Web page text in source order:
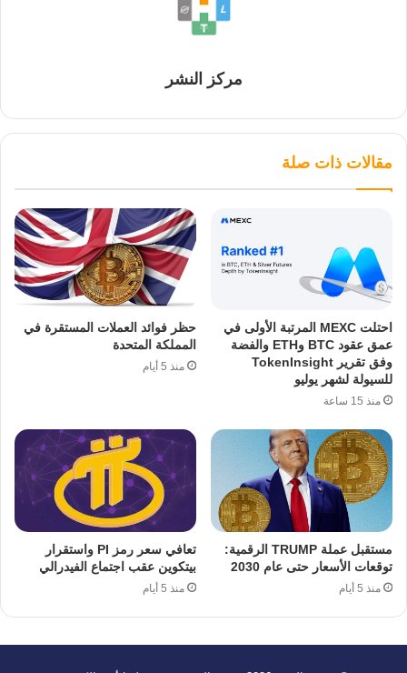
مركز النشر
مقالات ذات صلة
احتلت MEXC المرتبة الأولى في
عمق عقود BTC وETH والفضة
وفق تقرير TokenInsight
للسيولة لشهر يوليو
منذ 15 ساعة
حظر فوائد العملات المستقرة في
المملكة المتحدة
منذ 5 أيام
مستقبل عملة TRUMP الرقمية:
توقعات الأسعار حتى عام 2030
منذ 5 أيام
تعافي سعر رمز PI واستقرار
بيتكوين عقب اجتماع الفيدرالي
منذ 5 أيام